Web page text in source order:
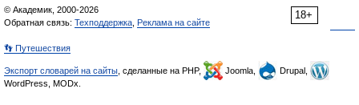
18+
© Академик, 2000-2026
Обратная связь: Техподдержка Реклама на сайте
👣 Путешествия
Экспорт словарей на сайты , сделанные на PHP, Joomla,
Drupal,
WordPress, MODx.